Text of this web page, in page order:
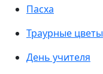
Пасха
Траурные цветы
День учителя